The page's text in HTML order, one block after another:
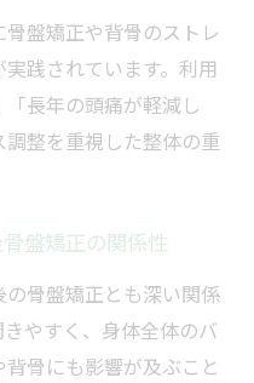
盤矯正や背骨のストレ
践されています。利用
長年の頭痛が軽減し
整を重視した整体の重
盤矯正の関係性
骨盤矯正とも深い関係
やすく、身体全体のバ
骨にも影響が及ぶこと